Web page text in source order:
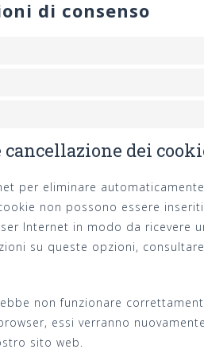
di consenso
dei
per eliminare
non possono essere
Internet in modo da ricevere
su queste opzioni,
non funzionare
essi verranno
sito web.